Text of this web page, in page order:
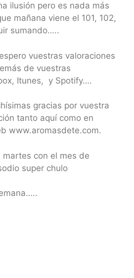
ilusión pero es nada más
mañana viene el 101, 102,
sumando…..
vuestras valoraciones
de vuestras
Itunes, y Spotify….
gracias por vuestra
tanto aquí como en
www.aromasdete.com.
martes con el mes de
super chulo